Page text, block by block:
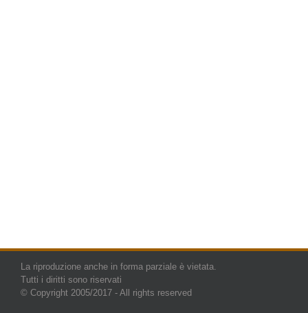
La riproduzione anche in forma parziale è vietata.
Tutti i diritti sono riservati
© Copyright 2005/2017 - All rights reserved